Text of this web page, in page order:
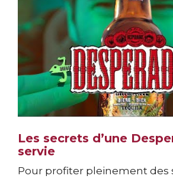
Les secrets d’une
servie
Pour profiter pleinement des